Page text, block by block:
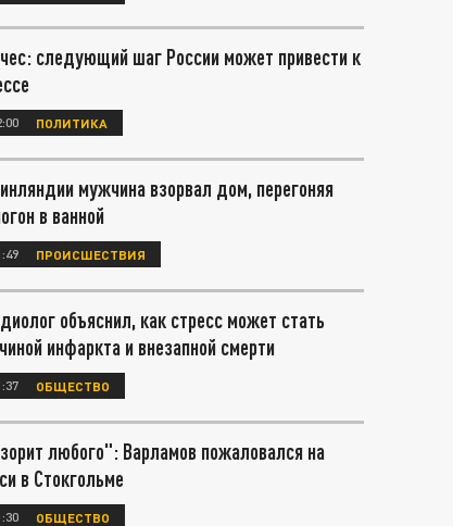
следующий шаг России может привести к
ПОЛИТИКА
мужчина взорвал дом, перегоняя
в ванной
ПРОИСШЕСТВИЯ
объяснил, как стресс может стать
инфаркта и внезапной смерти
ОБЩЕСТВО
любого": Варламов пожаловался на
в Стокгольме
ОБЩЕСТВО